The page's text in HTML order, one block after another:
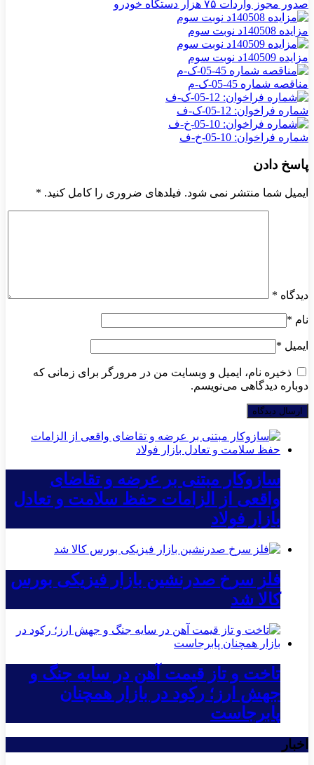
صدور مجوز واردات ۷۵ هزار دستگاه خودرو
مزایده 140508د نوبت سوم
مزایده 140509د نوبت سوم
مناقصه شماره 45-05-ک-م
شماره فراخوان: 12-05-ک-ف
شماره فراخوان: 10-05-خ-ف
پاسخ دادن
ایمیل شما منتشر نمی شود. فیلدهای ضروری را کامل کنید. *
دیدگاه *
نام *
ایمیل *
ذخیره نام، ایمیل و وبسایت من در مرورگر برای زمانی که
دوباره دیدگاهی می‌نویسم.
سازوکار مبتنی بر عرضه و تقاضای
واقعی از الزامات حفظ سلامت و تعادل
بازار فولاد
فلز سرخ صدرنشین بازار فیزیکی بورس
کالا شد
تاخت و تاز قیمت آهن در سایه جنگ و
جهش ارز؛ رکود در بازار همچنان
پابرجاست
اخبار